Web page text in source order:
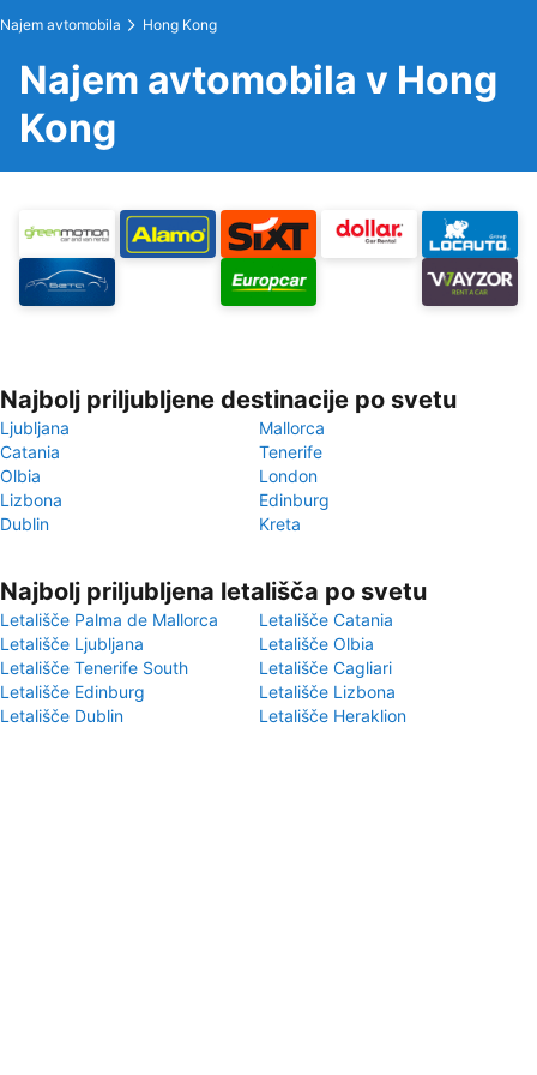
Najem avtomobila Hong Kong
Najem avtomobila v Hong
Kong
Najbolj priljubljene destinacije po svetu
Ljubljana
Mallorca
Catania
Tenerife
Olbia
London
Lizbona
Edinburg
Dublin
Kreta
Najbolj priljubljena letališča po svetu
Letališče Palma de Mallorca
Letališče Catania
Letališče Ljubljana
Letališče Olbia
Letališče Tenerife South
Letališče Cagliari
Letališče Edinburg
Letališče Lizbona
Letališče Dublin
Letališče Heraklion